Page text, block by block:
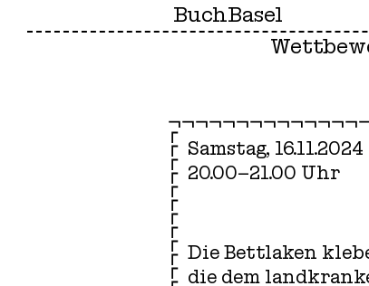
BuchBasel
Samstag, 16.11.2024
20.00–21.00 Uhr
Die Bettlaken
die dem